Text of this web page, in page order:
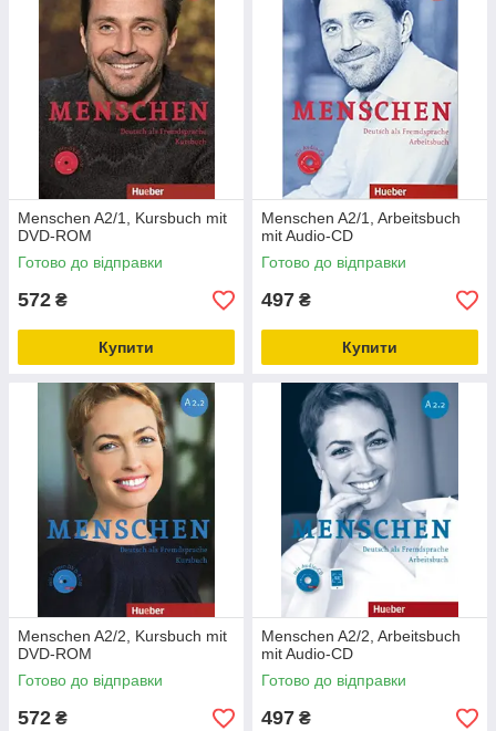
Menschen A2/1, Kursbuch mit
DVD-ROM
Готово до відправки
572 ₴
Купити
Menschen A2/1, Arbeitsbuch
mit Audio-CD
Готово до відправки
497 ₴
Купити
Menschen A2/2, Kursbuch mit
DVD-ROM
Готово до відправки
572 ₴
Menschen A2/2, Arbeitsbuch
mit Audio-CD
Готово до відправки
497 ₴